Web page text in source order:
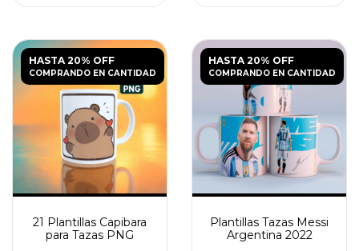
HASTA 20% OFF
COMPRANDO EN CANTIDAD
21 Plantillas Capibara
para Tazas PNG
HASTA 20% OFF
COMPRANDO EN CANTIDAD
Plantillas Tazas Messi
Argentina 2022